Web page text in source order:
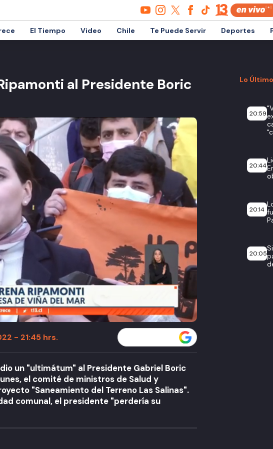
El Tiempo Video Chile Te Puede Servir Deportes
al Presidente Boric
- 21:45 hrs.
un "ultimátum" al Presidente Gabriel Boric
el comité de ministros de Salud y
"Saneamiento del Terreno Las Salinas".
comunal, el presidente "perdería su
Lo Último
20:59
20:44
20:14
20:05